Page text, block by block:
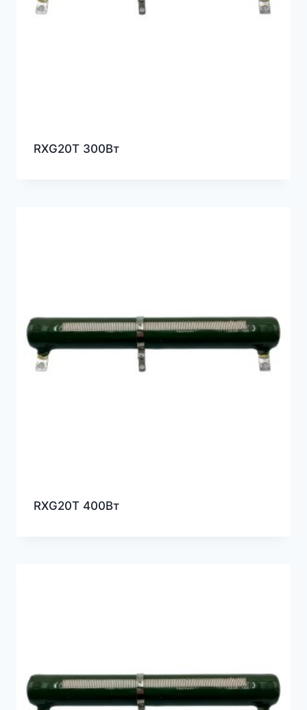
RXG20T 300Вт
RXG20T 400Вт